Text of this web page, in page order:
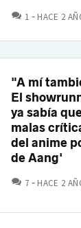
1 HACE 2
"A mí
El
ya sabía
malas
del anime
de Aang'
7 HACE 2